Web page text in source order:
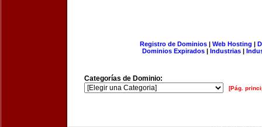
Registro de Dominios| Web Hosting |
Dominios Expirados | Industrias |
Categorías de Dominio:
[Pág.